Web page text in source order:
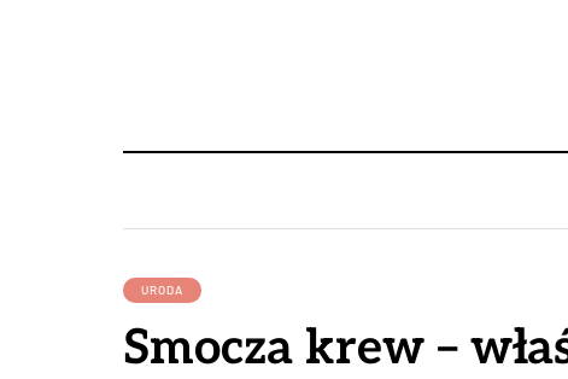
URODA
Smocza krew –